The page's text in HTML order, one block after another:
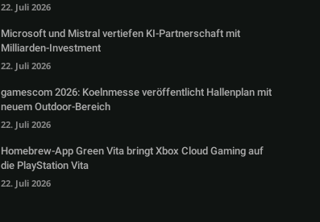
22. Juli 2026
Microsoft und Mistral vertiefen KI-Partnerschaft mit
Milliarden-Investment
22. Juli 2026
gamescom 2026: Koelnmesse veröffentlicht Hallenplan mit
neuem Outdoor-Bereich
22. Juli 2026
Homebrew-App Green Vita bringt Xbox Cloud Gaming auf
die PlayStation Vita
22. Juli 2026